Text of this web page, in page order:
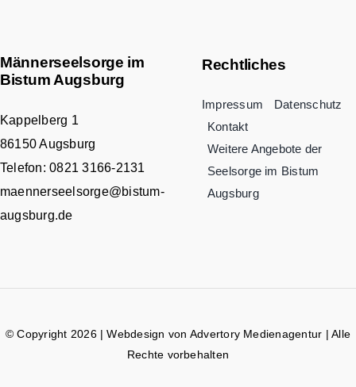
Männerseelsorge im
Bistum Augsburg
Kappelberg 1
86150 Augsburg
Telefon:0821 3166-2131
maennerseelsorge@bistum-
augsburg.de
Rechtliches
Impressum
Datenschutz
Kontakt
Weitere Angebote der
Seelsorge im Bistum
Augsburg
© Copyright 2026 | Webdesign von Advertory Medienagentur | Alle
Rechte vorbehalten